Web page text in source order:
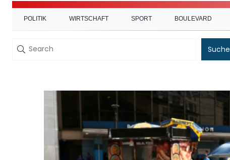
POLITIK WIRTSCHAFT SPORT BOULEVARD
Suche